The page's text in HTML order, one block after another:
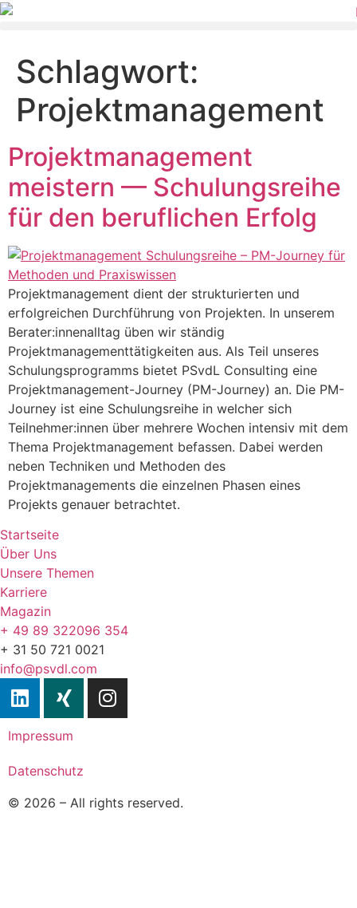
Schlagwort:
Projektmanagement
Projektmanagement
meistern — Schulungsreihe
für den beruflichen Erfolg
Projektmanagement dient der strukturierten und
erfolgreichen Durchführung von Projekten. In unserem
Berater:innenalltag üben wir ständig
Projektmanagementtätigkeiten aus. Als Teil unseres
Schulungsprogramms bietet PSvdL Consulting eine
Projektmanagement-Journey (PM-Journey) an. Die PM-
Journey ist eine Schulungsreihe in welcher sich
Teilnehmer:innen über mehrere Wochen intensiv mit dem
Thema Projektmanagement befassen. Dabei werden
neben Techniken und Methoden des
Projektmanagements die einzelnen Phasen eines
Projekts genauer betrachtet.
Startseite
Über Uns
Unsere Themen
Karriere
Magazin
+ 49 89 322096 354
+ 31 50 721 0021
info@psvdl.com
© 2026 – All rights reserved.
Datenschutz
Impressum